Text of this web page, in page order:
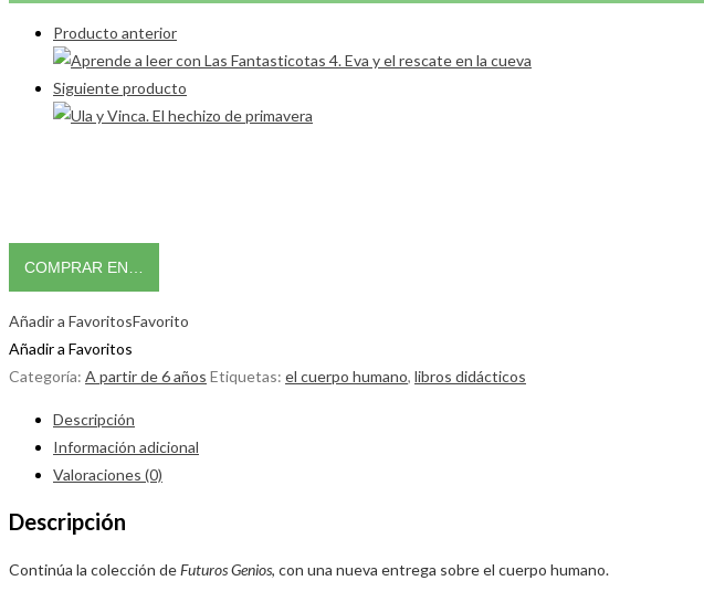
Producto anterior
Siguiente producto
COMPRAR EN…
Añadir a FavoritosFavorito
Añadir a Favoritos
Categoría: A partir de 6 años Etiquetas: el cuerpo humano, libros didácticos
Descripción
Información adicional
Valoraciones (0)
Descripción
Continúa la colección deFuturos Genios, con una nueva entrega sobre el cuerpo humano.